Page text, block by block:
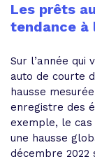
Les prêts
tendance à
Sur l’année qui
auto de courte
hausse
enregistre des
exemple, le cas
une hausse
décembre 2022